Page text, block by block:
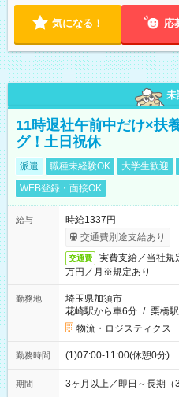
気になる！ 応
未
11時退社午前中だけ×扶
グ！土日祝休
派遣 職種未経験OK 大学生歓迎
WEB登録・面接OK
給与
時給1337円
交通費別途支給あり
交通費
実費支給／当社規
万円／月※規定あり
勤務地
埼玉県加須市
花崎駅から車6分 / 栗橋
物流・ロジスティクス
勤務時間 (1)07:00-11:00(休憩0分)
期間 3ヶ月以上／即日～長期（